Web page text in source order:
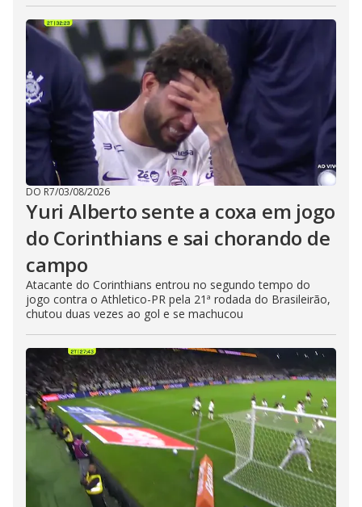
DO R7/03/08/2026
Yuri Alberto sente a coxa em jogo
do Corinthians e sai chorando de
campo
Atacante do Corinthians entrou no segundo tempo do
jogo contra o Athletico-PR pela 21ª rodada do Brasileirão,
chutou duas vezes ao gol e se machucou